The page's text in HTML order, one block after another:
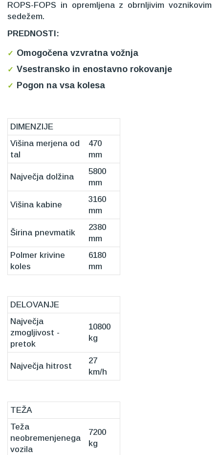
ROPS-FOPS in opremljena z obrnljivim voznikovim
sedežem.
PREDNOSTI:
Omogočena vzvratna vožnja
Vsestransko in enostavno rokovanje
Pogon na vsa kolesa
DIMENZIJE
Višina merjena od
tal
470
mm
Največja dolžina
5800
mm
Višina kabine
3160
mm
Širina pnevmatik
2380
mm
Polmer krivine
koles
6180
mm
DELOVANJE
Največja
zmogljivost -
pretok
10800
kg
Največja hitrost
27
km/h
TEŽA
Teža
neobremenjenega
vozila
7200
kg